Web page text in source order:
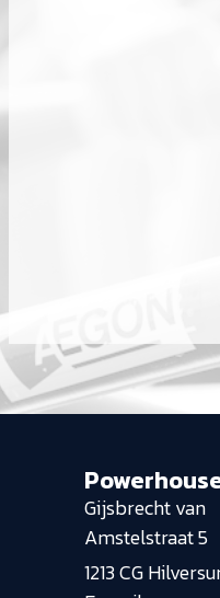
Gijsbrecht van
Amstelstraat 5
1213 CG